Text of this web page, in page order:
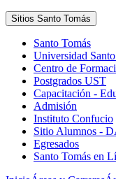
Sitios Santo Tomás
Santo Tomás
Universidad
Centro de
Postgrados UST
Capacitación -
Admisión
Instituto Confucio
Sitio Alumnos -
Egresados
Santo Tomás en